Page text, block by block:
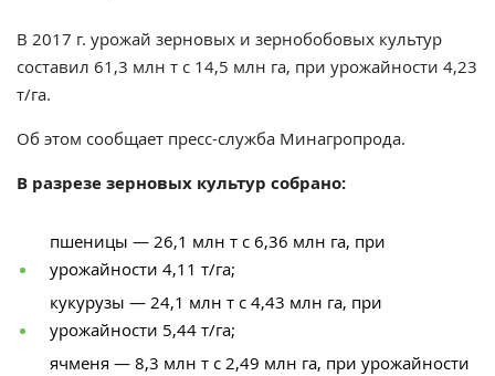
В 2017 г. урожай зерновых и зернобобовых культур
составил 61,3 млн т с 14,5 млн га, при урожайности 4,23
т/га.
Об этом сообщает пресс-служба Минагропрода.
В разрезе зерновых культур собрано:
пшеницы — 26,1 млн т с 6,36 млн га, при
урожайности 4,11 т/га;
кукурузы — 24,1 млн т с 4,43 млн га, при
урожайности 5,44 т/га;
ячменя — 8,3 млн т с 2,49 млн га, при урожайности